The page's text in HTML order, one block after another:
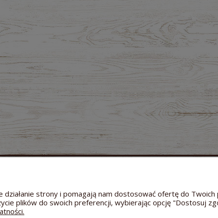
Przechowalnia
Reklamacja towaru
Bezpieczeństwo dostawy
działanie strony i pomagają nam dostosować ofertę do
plików do swoich preferencji, wybierając opcję "Dostosuj